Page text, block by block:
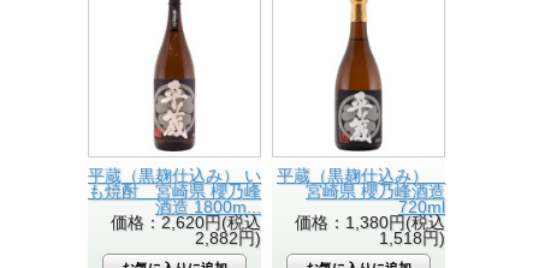
平蔵（黒麹仕込み） い
も焼酎 宮崎県 櫻乃峰
酒造 1800m...
価格：2,620円(税込
2,882円)
平蔵（黒麹仕込み）
宮崎県 櫻乃峰酒造
720ml
価格：1,380円(税込
1,518円)